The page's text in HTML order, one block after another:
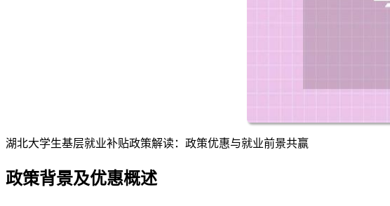
湖北大学生基层就业补贴政策解读：政策优惠与就业前景共赢
政策背景及优惠概述